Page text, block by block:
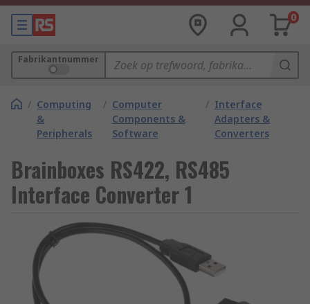
0
Fabrikantnummer
/ Computing
&
Peripherals
/ Computer
Components &
Software
/ Interface
Adapters &
Converters
Brainboxes RS422, RS485
Interface Converter 1